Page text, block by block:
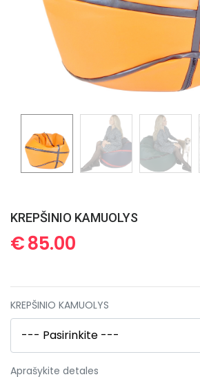
KREPŠINIO KAMUOLYS
€85.00
KREPŠINIO KAMUOLYS
Aprašykite detales